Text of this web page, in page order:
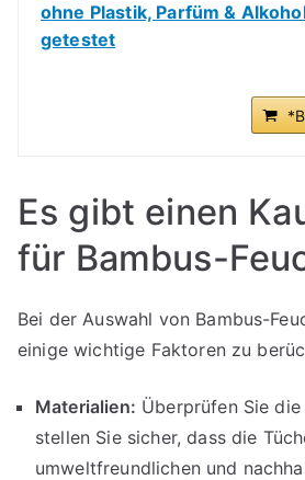
ohne Plastik, Parfüm &
getestet
Es gibt einen
für Bambus-
Bei der Auswahl von Bambus-
einige wichtige Faktoren zu
Materialien: Überprüfen Sie
stellen Sie sicher, dass die
umweltfreundlichen und